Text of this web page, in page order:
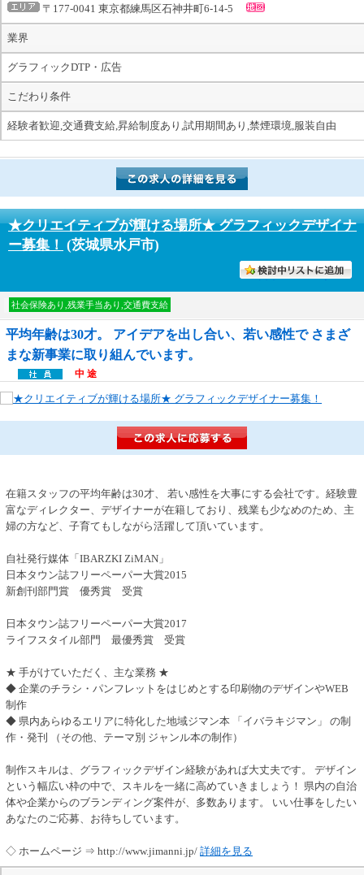
〒177-0041 東京都練馬区石神井町6-14-5
業界
グラフィックDTP・広告
こだわり条件
経験者歓迎,交通費支給,昇給制度あり,試用期間あり,禁煙環境,服装自由
★クリエイティブが輝ける場所★ グラフィックデザイナ
ー募集！ (茨城県水戸市)
社会保険あり,残業手当あり,交通費支給
平均年齢は30才。 アイデアを出し合い、若い感性で さまざ
まな新事業に取り組んでいます。
中 途
在籍スタッフの平均年齢は30才、 若い感性を大事にする会社です。経験豊
富なディレクター、デザイナーが在籍しており、残業も少なめのため、主
婦の方など、子育てもしながら活躍して頂いています。
自社発行媒体「IBARZKI ZiMAN」
日本タウン誌フリーペーパー大賞2015
新創刊部門賞 優秀賞 受賞
日本タウン誌フリーペーパー大賞2017
ライフスタイル部門 最優秀賞 受賞
★ 手がけていただく、主な業務 ★
◆ 企業のチラシ・パンフレットをはじめとする印刷物のデザインやWEB
制作
◆ 県内あらゆるエリアに特化した地域ジマン本 「イバラキジマン」 の制
作・発刊 （その他、テーマ別 ジャンル本の制作）
制作スキルは、グラフィックデザイン経験があれば大丈夫です。 デザイン
という幅広い枠の中で、スキルを一緒に高めていきましょう！ 県内の自治
体や企業からのブランディング案件が、多数あります。 いい仕事をしたい
あなたのご応募、お待ちしています。
◇ ホームページ ⇒ http://www.jimanni.jp/ 詳細を見る